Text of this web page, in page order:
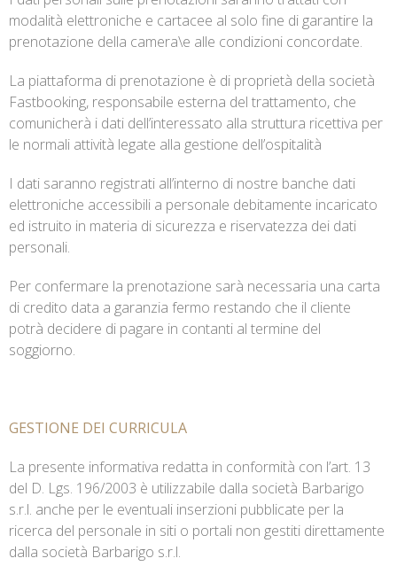
modalità elettroniche e cartacee al solo fine di garantire la
prenotazione della camera\e alle condizioni concordate.
La piattaforma di prenotazione è di proprietà della società
Fastbooking, responsabile esterna del trattamento, che
comunicherà i dati dell’interessato alla struttura ricettiva per
le normali attività legate alla gestione dell’ospitalità
I dati saranno registrati all’interno di nostre banche dati
elettroniche accessibili a personale debitamente incaricato
ed istruito in materia di sicurezza e riservatezza dei dati
personali.
Per confermare la prenotazione sarà necessaria una carta
di credito data a garanzia fermo restando che il cliente
potrà decidere di pagare in contanti al termine del
soggiorno.
GESTIONE DEI CURRICULA
La presente informativa redatta in conformità con l’art. 13
del D. Lgs. 196/2003 è utilizzabile dalla società Barbarigo
s.r.l. anche per le eventuali inserzioni pubblicate per la
ricerca del personale in siti o portali non gestiti direttamente
dalla società Barbarigo s.r.l.